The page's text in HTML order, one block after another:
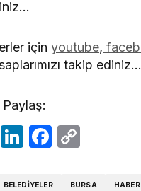
için youtube,
takip ediniz…
X LinkedIn
BELEDIYELER BURSA HABER